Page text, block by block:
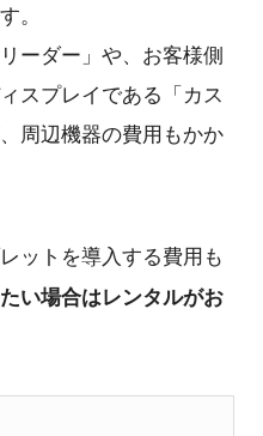
。
ーダー」や、お客様側
スプレイである「カス
周辺機器の費用もかか
ットを導入する費用も
い場合はレンタルがお